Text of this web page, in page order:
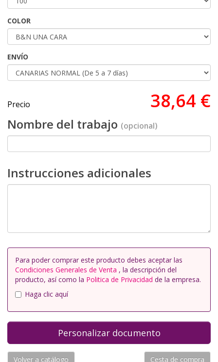
COLOR
ENVÍO
Precio 38,64 €
Nombre del trabajo (opcional)
Instrucciones adicionales
Para poder comprar este producto debes aceptar las
Condiciones Generales de Venta , la descripción del
producto, así como la Politica de Privacidad de la empresa.
Haga clic aquí
Volver a catálogo Cesta de compra